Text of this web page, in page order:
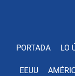
PORTADA LO
EEUU